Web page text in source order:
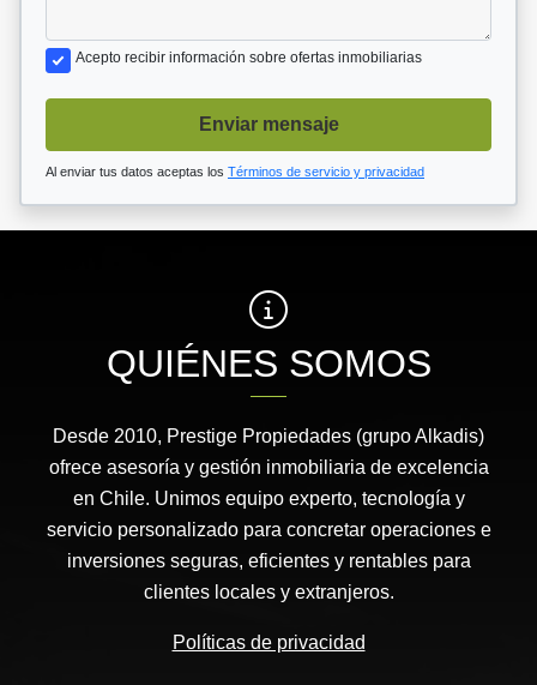
Acepto recibir información sobre ofertas inmobiliarias
Enviar mensaje
Al enviar tus datos aceptas los Términos de servicio y privacidad
QUIÉNES SOMOS
Desde 2010, Prestige Propiedades (grupo Alkadis)
ofrece asesoría y gestión inmobiliaria de excelencia
en Chile. Unimos equipo experto, tecnología y
servicio personalizado para concretar operaciones e
inversiones seguras, eficientes y rentables para
clientes locales y extranjeros.
Políticas de privacidad